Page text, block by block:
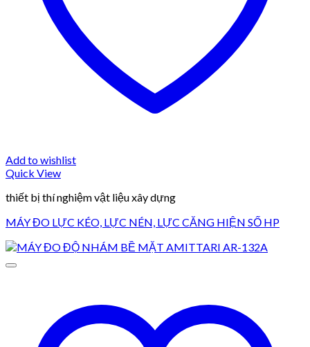
Add to wishlist
Quick View
thiết bị thí nghiệm vật liệu xây dựng
MÁY ĐO LỰC KÉO, LỰC NÉN, LỰC CĂNG HIỆN SỐ HP